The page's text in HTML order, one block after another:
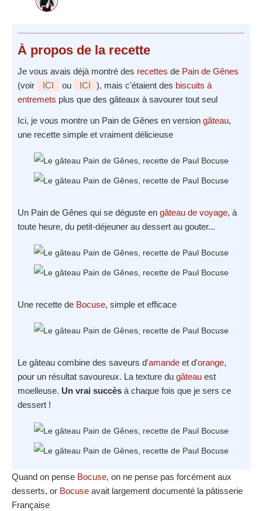
À propos de la recette
Je vous avais déjà montré des recettes de Pain de Gênes
(voir
ICI ou ICI ), mais c'étaient des biscuits à
entremets plus que des gâteaux à savourer tout seul
Ici, je vous montre un Pain de Gênes en version gâteau,
une recette simple et vraiment délicieuse
Un Pain de Gênes qui se déguste en gâteau de voyage, à
toute heure, du petit-déjeuner au dessert au gouter...
Une recette de Bocuse, simple et efficace
Le gâteau combine des saveurs d'amande et d'orange,
pour un résultat savoureux. La texture du gâteau est
moelleuse. Un vrai succès à chaque fois que je sers ce
dessert !
Quand on pense Bocuse, on ne pense pas forcément aux
desserts, or Bocuse avait largement documenté la pâtisserie
Française